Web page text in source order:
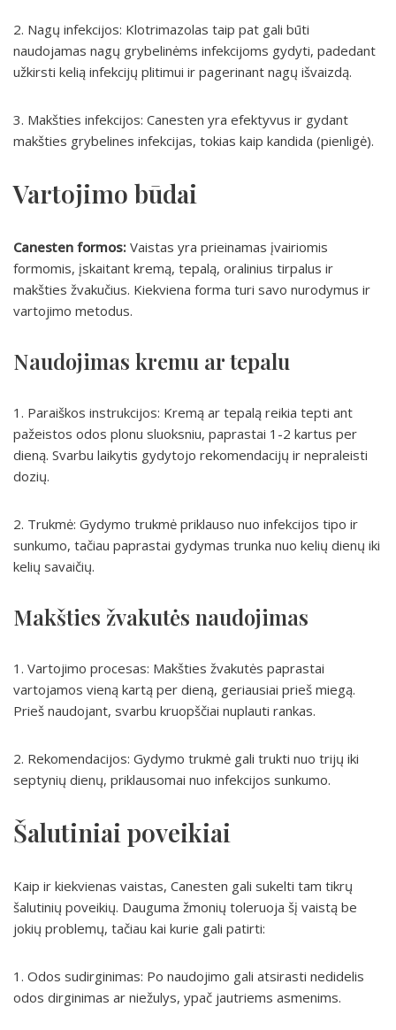
2. Nagų infekcijos: Klotrimazolas taip pat gali būti
naudojamas nagų grybelinėms infekcijoms gydyti, padedant
užkirsti kelią infekcijų plitimui ir pagerinant nagų išvaizdą.
3. Makšties infekcijos: Canesten yra efektyvus ir gydant
makšties grybelines infekcijas, tokias kaip kandida (pienligė).
Vartojimo būdai
Canesten formos: Vaistas yra prieinamas įvairiomis
formomis, įskaitant kremą, tepalą, oralinius tirpalus ir
makšties žvakučius. Kiekviena forma turi savo nurodymus ir
vartojimo metodus.
Naudojimas kremu ar tepalu
1. Paraiškos instrukcijos: Kremą ar tepalą reikia tepti ant
pažeistos odos plonu sluoksniu, paprastai 1-2 kartus per
dieną. Svarbu laikytis gydytojo rekomendacijų ir nepraleisti
dozių.
2. Trukmė: Gydymo trukmė priklauso nuo infekcijos tipo ir
sunkumo, tačiau paprastai gydymas trunka nuo kelių dienų iki
kelių savaičių.
Makšties žvakutės naudojimas
1. Vartojimo procesas: Makšties žvakutės paprastai
vartojamos vieną kartą per dieną, geriausiai prieš miegą.
Prieš naudojant, svarbu kruopščiai nuplauti rankas.
2. Rekomendacijos: Gydymo trukmė gali trukti nuo trijų iki
septynių dienų, priklausomai nuo infekcijos sunkumo.
Šalutiniai poveikiai
Kaip ir kiekvienas vaistas, Canesten gali sukelti tam tikrų
šalutinių poveikių. Dauguma žmonių toleruoja šį vaistą be
jokių problemų, tačiau kai kurie gali patirti:
1. Odos sudirginimas: Po naudojimo gali atsirasti nedidelis
odos dirginimas ar niežulys, ypač jautriems asmenims.